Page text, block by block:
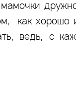
как
ведь, с